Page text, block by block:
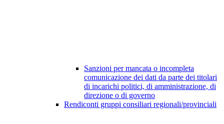
Sanzioni per mancata o incompleta
comunicazione dei dati da parte dei titolari
di incarichi politici, di amministrazione, di
direzione o di governo
Rendiconti gruppi consiliari regionali/provinciali